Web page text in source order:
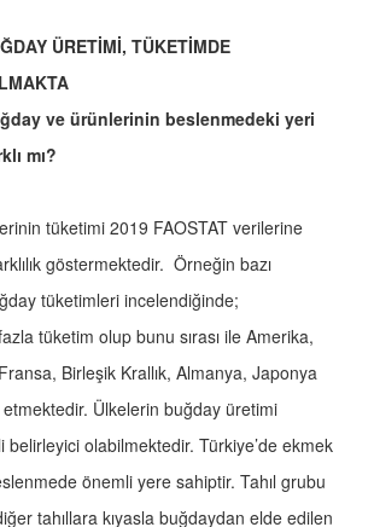
ÜRETİMİ, TÜKETİMDE
ve ürünlerinin beslenmedeki yeri
mı?
tüketimi 2019 FAOSTAT verilerine
göstermektedir. Örneğin bazı
tüketimleri incelendiğinde;
tüketim olup bunu sırası ile Amerika,
Birleşik Krallık, Almanya, Japonya
Ülkelerin buğday üretimi
belirleyici olabilmektedir. Türkiye’de ekmek
önemli yere sahiptir. Tahıl grubu
tahıllara kıyasla buğdaydan elde edilen